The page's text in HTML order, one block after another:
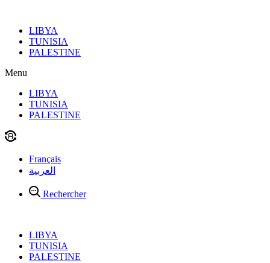
contenuLIBYA
TUNISIA
PALESTINE
Menu
LIBYA
TUNISIA
PALESTINE
Français
العربية
Rechercher
LIBYA
TUNISIA
PALESTINE